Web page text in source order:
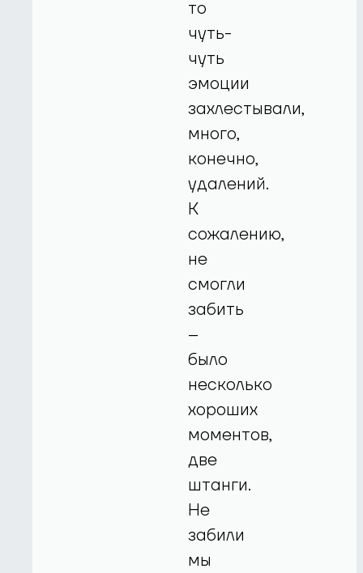
то
чуть-
чуть
эмоции
захлестывали,
много,
конечно,
удалений.
К
сожалению,
не
смогли
забить
–
было
несколько
хороших
моментов,
две
штанги.
Не
забили
мы